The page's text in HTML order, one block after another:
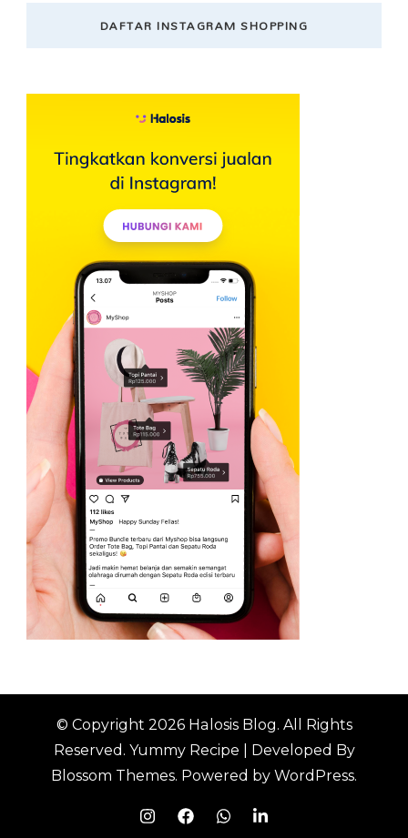
DAFTAR INSTAGRAM SHOPPING
© Copyright 2026 Halosis Blog. All Rights
Reserved. Yummy Recipe | Developed By
Blossom Themes. Powered by WordPress.